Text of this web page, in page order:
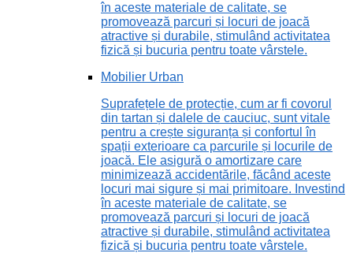
în aceste materiale de calitate, se
promovează parcuri și locuri de joacă
atractive și durabile, stimulând activitatea
fizică și bucuria pentru toate vârstele.
Mobilier Urban
Suprafețele de protecție, cum ar fi covorul
din tartan și dalele de cauciuc, sunt vitale
pentru a crește siguranța și confortul în
spații exterioare ca parcurile și locurile de
joacă. Ele asigură o amortizare care
minimizează accidentările, făcând aceste
locuri mai sigure și mai primitoare. Investind
în aceste materiale de calitate, se
promovează parcuri și locuri de joacă
atractive și durabile, stimulând activitatea
fizică și bucuria pentru toate vârstele.